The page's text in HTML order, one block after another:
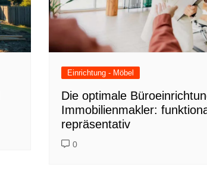
Einrichtung - Möbel
Die optimale
Immobilienmakler:
repräsentativ
0